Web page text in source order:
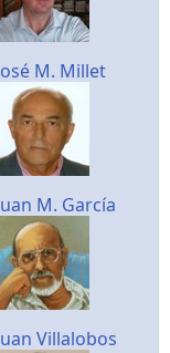
M. Millet
M. García
Villalobos